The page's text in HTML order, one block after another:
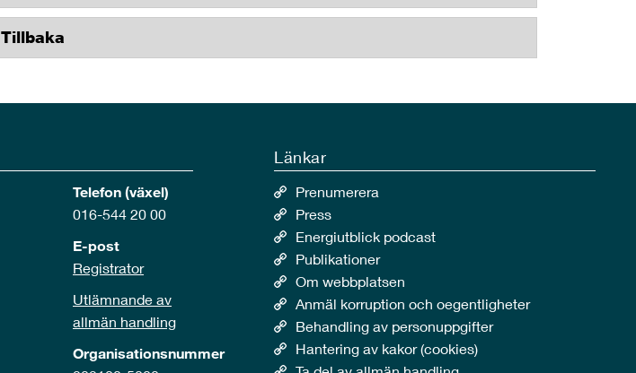
Tillbaka
Telefon (växel)
016-544 20 00
E-post
Registrator
Utlämnande av
allmän handling
Organisationsnummer
Länkar
Prenumerera
Press
Energiutblick podcast
Publikationer
Om webbplatsen
Anmäl korruption och oegentligheter
Behandling av personuppgifter
Hantering av kakor (cookies)